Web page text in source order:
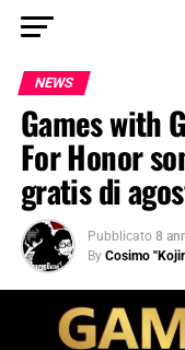
NEWS
Games with
For Honor
gratis di
Pubblicato 8
By Cosimo